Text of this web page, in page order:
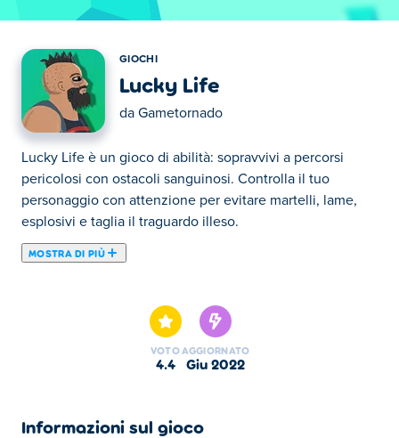
GIOCHI
Lucky Life
da Gametornado
Lucky Life è un gioco di abilità: sopravvivi a percorsi
pericolosi con ostacoli sanguinosi. Controlla il tuo
personaggio con attenzione per evitare martelli, lame,
esplosivi e taglia il traguardo illeso.
MOSTRA DI PIÙ
Short Ride, Lucky Life ti sfiderà a passare ogni breve
livello con il tuo corpo ancora intatto! Con più di 60
livelli, c’è un sacco di divertimento fortunato da vivere!
Comandi:
VOTO
4.4
AGGIORNATO
giu 2022
Informazioni sul gioco